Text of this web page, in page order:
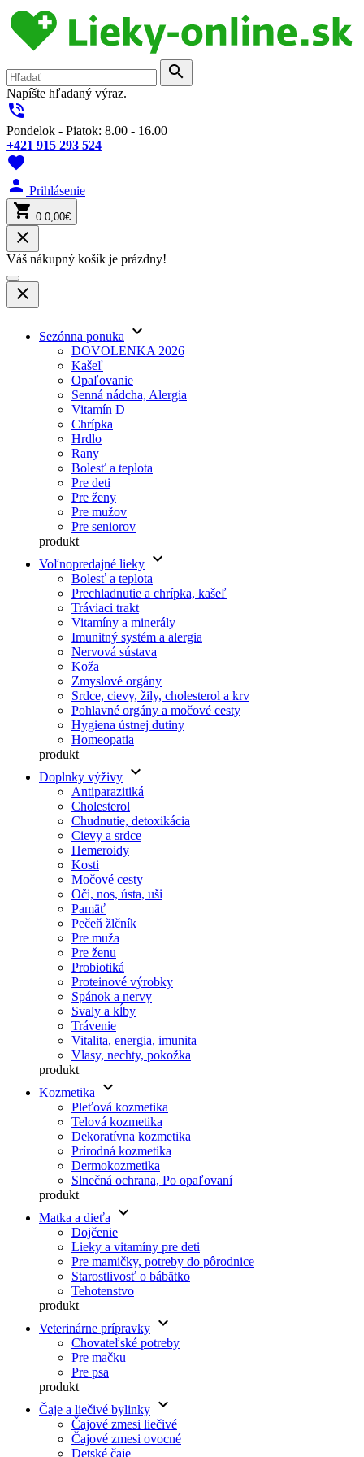
search
Napíšte hľadaný výraz.
phone_in_talk
Pondelok - Piatok: 8.00 - 16.00
+421 915 293 524
favorite
person Prihlásenie
shopping_cart 0 0,00€
close
Váš nákupný košík je prázdny!
close
Sezónna ponuka keyboard_arrow_down
DOVOLENKA 2026
Kašeľ
Opaľovanie
Senná nádcha, Alergia
Vitamín D
Chrípka
Hrdlo
Rany
Bolesť a teplota
Pre deti
Pre ženy
Pre mužov
Pre seniorov
produkt
Voľnopredajné lieky keyboard_arrow_down
Bolesť a teplota
Prechladnutie a chrípka, kašeľ
Tráviaci trakt
Vitamíny a minerály
Imunitný systém a alergia
Nervová sústava
Koža
Zmyslové orgány
Srdce, cievy, žily, cholesterol a krv
Pohlavné orgány a močové cesty
Hygiena ústnej dutiny
Homeopatia
produkt
Doplnky výživy keyboard_arrow_down
Antiparazitiká
Cholesterol
Chudnutie, detoxikácia
Cievy a srdce
Hemeroidy
Kosti
Močové cesty
Oči, nos, ústa, uši
Pamäť
Pečeň žlčník
Pre muža
Pre ženu
Probiotiká
Proteinové výrobky
Spánok a nervy
Svaly a kĺby
Trávenie
Vitalita, energia, imunita
Vlasy, nechty, pokožka
produkt
Kozmetika
keyboard_arrow_down
Pleťová kozmetika
Telová kozmetika
Dekoratívna kozmetika
Prírodná kozmetika
Dermokozmetika
Slnečná ochrana, Po opaľovaní
produkt
Matka a dieťa
keyboard_arrow_down
Dojčenie
Lieky a vitamíny pre deti
Pre mamičky, potreby do pôrodnice
Starostlivosť o bábätko
Tehotenstvo
produkt
Veterinárne prípravky keyboard_arrow_down
Chovateľské potreby
Pre mačku
Pre psa
produkt
Čaje a liečivé bylinky keyboard_arrow_down
Čajové zmesi liečivé
Čajové zmesi ovocné
Detské čaje